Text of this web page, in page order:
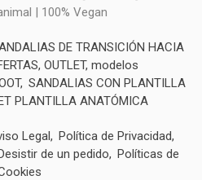
| 100% Vegan
DE TRANSICIÓN HACIA
OUTLET, modelos
SANDALIAS CON PLANTILLA
PLANTILLA ANATÓMICA
Legal
Política de Privacidad
de un pedido
Políticas de